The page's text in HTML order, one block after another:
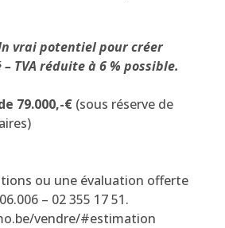
vrai potentiel pour créer
TVA réduite à 6 % possible.
79.000,-€ (sous réserve de
ou une évaluation offerte
– 02 355 17 51.
vendre/#estimation